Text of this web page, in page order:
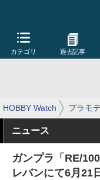
カテゴリ 過去記事
HOBBY Watch プラモ
ニュース
ガンプラ「RE/
レバンにて6月21